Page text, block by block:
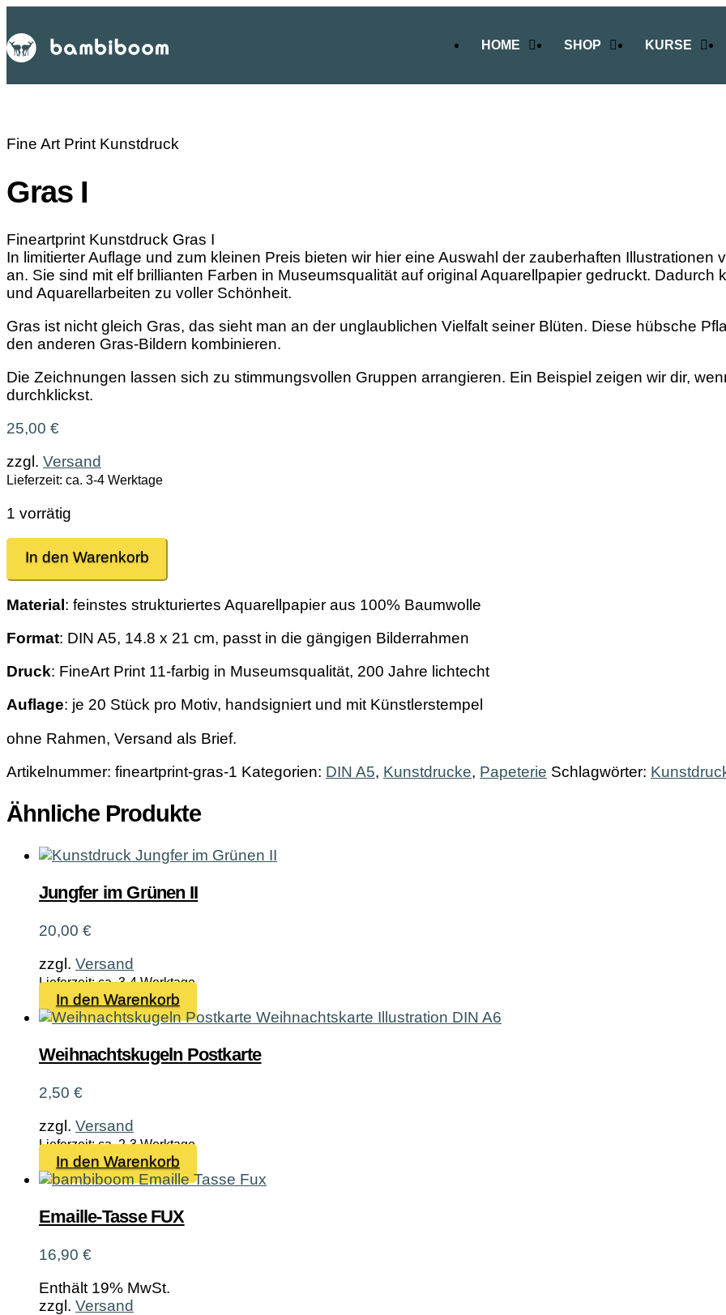
HOME SHOP KURSE
Fine Art Print Kunstdruck
Gras I
Fineartprint Kunstdruck Gras I
In limitierter Auflage und zum kleinen Preis bieten wir hier eine Auswahl der zauberhaften Illustrationen
an. Sie sind mit elf brillianten Farben in Museumsqualität auf original Aquarellpapier gedruckt. Dadurch
und Aquarellarbeiten zu voller Schönheit.
Gras ist nicht gleich Gras, das sieht man an der unglaublichen Vielfalt seiner Blüten. Diese hübsche
den anderen Gras-Bildern kombinieren.
Die Zeichnungen lassen sich zu stimmungsvollen Gruppen arrangieren. Ein Beispiel zeigen wir dir,
durchklickst.
25,00 €
zzgl. Versand
Lieferzeit: ca. 3-4 Werktage
1 vorrätig
Gras
Menge
In den Warenkorb
Material : feinstes strukturiertes Aquarellpapier aus 100% Baumwolle
Format: DIN A5, 14.8 x 21 cm, passt in die gängigen Bilderrahmen
Druck: FineArt Print 11-farbig in Museumsqualität, 200 Jahre lichtecht
Auflage: je 20 Stück pro Motiv, handsigniert und mit Künstlerstempel
ohne Rahmen, Versand als Brief.
Artikelnummer: fineartprint-gras-1 Kategorien: DIN A5, Kunstdrucke, Papeterie Schlagwörter:
Ähnliche Produkte
Jungfer im Grünen II
20,00 €
zzgl. Versand
Lieferzeit: ca. 3-4 Werktage
In den Warenkorb
Weihnachtskugeln Postkarte
2,50 €
zzgl. Versand
Lieferzeit: ca. 2-3 Werktage
In den Warenkorb
Emaille-Tasse FUX
16,90 €
Enthält 19% MwSt.
zzgl. Versand